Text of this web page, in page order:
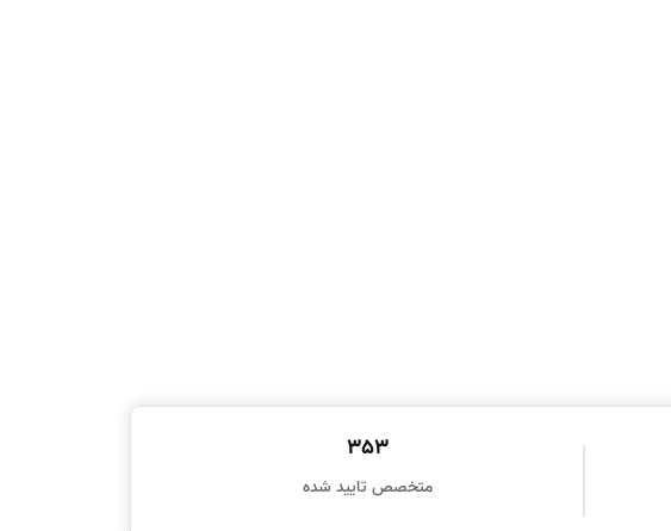
353
متخصص تایید شده